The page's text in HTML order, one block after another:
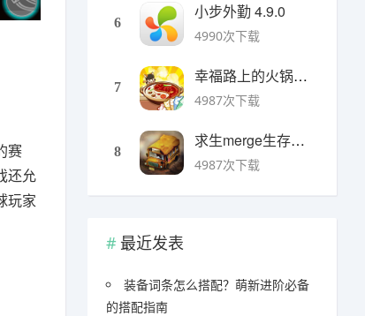
赛
还允
玩家
6
小步外勤 4.9.0
4990次下载
7
幸福路上的火锅店官方版 v5.3.5安卓版
4987次下载
8
求生merge生存之地手机版 v1.48.0安卓版
4987次下载
最近发表
装备词条怎么搭配？萌新进阶必备
的搭配指南